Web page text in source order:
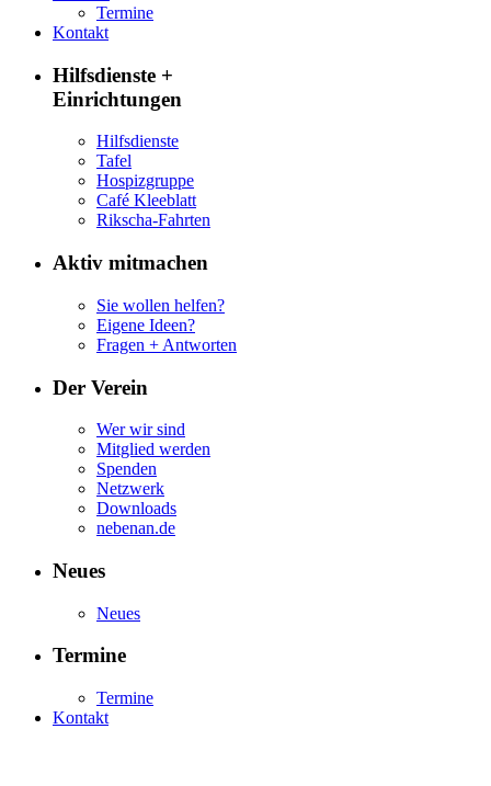
Termine
Kontakt
Hilfsdienste +
Einrichtungen
Hilfsdienste
Tafel
Hospizgruppe
Café Kleeblatt
Rikscha-Fahrten
Aktiv mitmachen
Sie wollen helfen?
Eigene Ideen?
Fragen + Antworten
Der Verein
Wer wir sind
Mitglied werden
Spenden
Netzwerk
Downloads
nebenan.de
Neues
Neues
Termine
Termine
Kontakt